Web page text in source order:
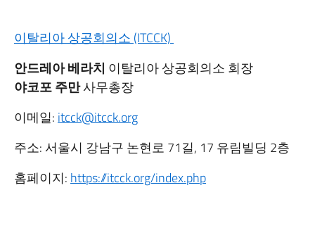
이탈리아 상공회의소 (ITCCK)
안드레아 베라치 이탈리아 상공회의소 회장
야코포 주만사무총장
이메일: itcck@itcck.org
주소: 서울시 강남구 논현로 71길, 17 유림빌딩 2층
홈페이지: https://itcck.org/index.php